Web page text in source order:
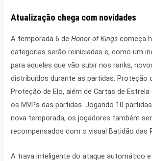
Atualização chega com novidades
A temporada 6 deHonor of Kings começa
categorias serão reiniciadas e, como um
para aqueles que vão subir nos ranks,
distribuídos durante as partidas: Proteção
Proteção de Elo, além de Cartas de
os MVPs das partidas. Jogando 10
nova temporada, os jogadores também
recompensados com o visual Batidão das
A trava inteligente do ataque automático